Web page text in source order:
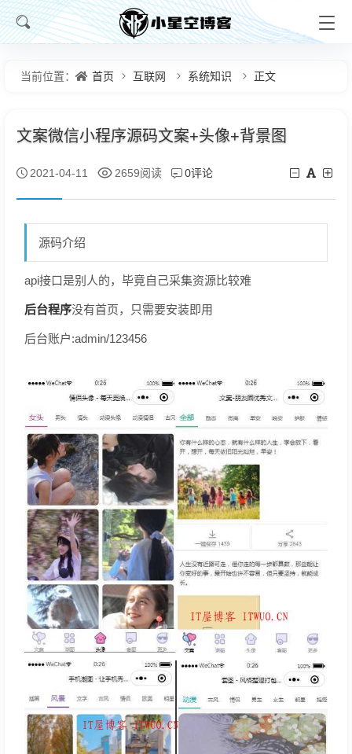
当前位置： 首页 互联网 系统知识 正文
文案微信小程序源码文案+头像+背景图
2021-04-11 2659阅读 0评论
源码介绍
api接口是别人的，毕竟自己采集资源比较难
后台程序没有首页，只需要安装即用
后台账户:admin/123456